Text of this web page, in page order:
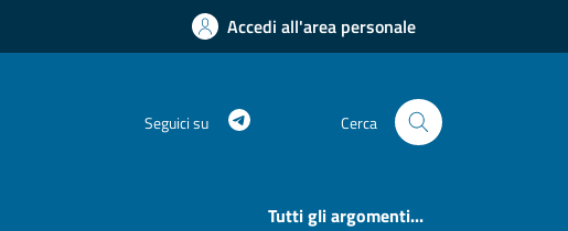
Accedi all'area personale
Seguici su Cerca
Tutti gli argomenti...